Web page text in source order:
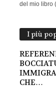
del mio libro
I più
CHE…